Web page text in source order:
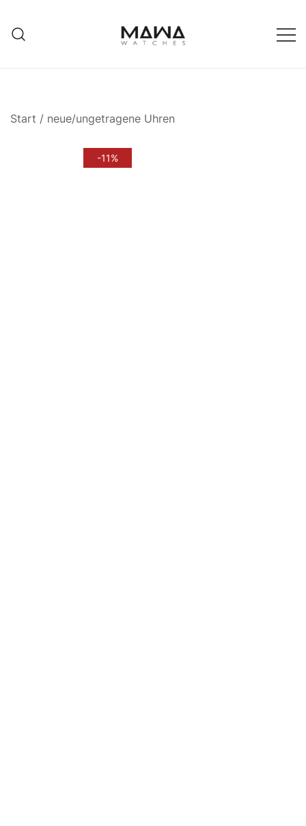
Inhalt
springen
Start / neue/ungetragene Uhren
-11%